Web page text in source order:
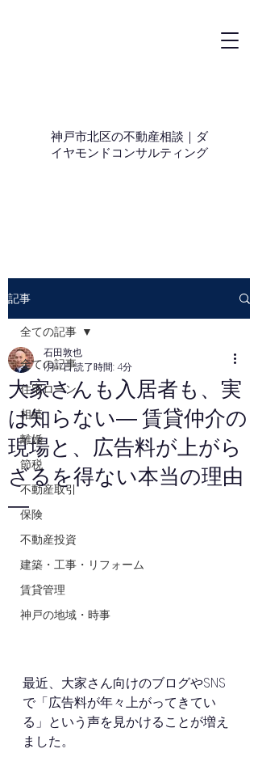
神戸市北区の不動産相談｜ダ
イヤモンドコンサルティング
記事
全ての記事
住宅ローン
相続
離婚
節税
不動産取引
保険
不動産投資
建築・工事・リフォーム
賃貸管理
神戸の地域・時事
全ての記事
大家さんも入居者も、実
は知らない― 賃貸仲介の
現場と、広告料が上がら
ざるを得ない本当の理由
―
石田敦也
1月17日読了時間: 4分
最近、大家さん向けのブログやSNS
で「広告料が年々上がってきてい
る」という声を見かけることが増え
ました。